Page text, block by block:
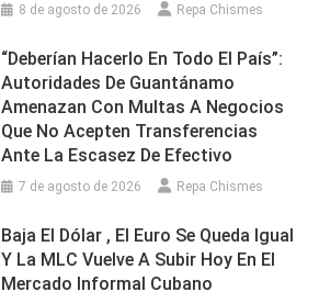
8 de agosto de 2026 Repa Chismes
“Deberían Hacerlo En Todo El País”:
Autoridades De Guantánamo
Amenazan Con Multas A Negocios
Que No Acepten Transferencias
Ante La Escasez De Efectivo
7 de agosto de 2026 Repa Chismes
Baja El Dólar , El Euro Se Queda Igual
Y La MLC Vuelve A Subir Hoy En El
Mercado Informal Cubano